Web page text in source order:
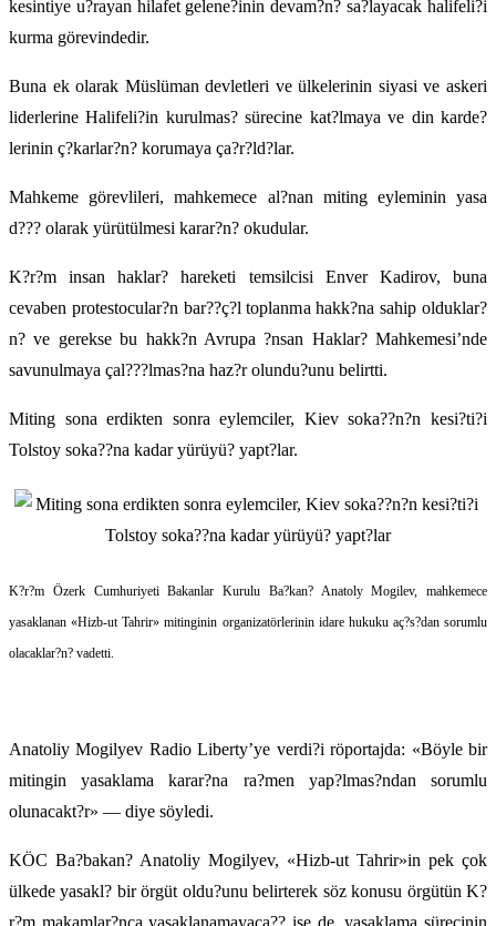
kesintiye u?rayan hilafet gelene?inin devam?n? sa?layacak halifeli?i
kurma görevindedir.
Buna ek olarak Müslüman devletleri ve ülkelerinin siyasi ve askeri
liderlerine Halifeli?in kurulmas? sürecine kat?lmaya ve din karde?
lerinin ç?karlar?n? korumaya ça?r?ld?lar.
Mahkeme görevlileri, mahkemece al?nan miting eyleminin yasa
d??? olarak yürütülmesi karar?n? okudular.
K?r?m insan haklar? hareketi temsilcisi Enver Kadirov, buna
cevaben protestocular?n bar??ç?l toplanma hakk?na sahip olduklar?
n? ve gerekse bu hakk?n Avrupa ?nsan Haklar? Mahkemesi’nde
savunulmaya çal???lmas?na haz?r olundu?unu belirtti.
Miting sona erdikten sonra eylemciler, Kiev soka??n?n kesi?ti?i
Tolstoy soka??na kadar yürüyü? yapt?lar.
K?r?m Özerk Cumhuriyeti Bakanlar Kurulu Ba?kan? Anatoly Mogilev, mahkemece
yasaklanan «Hizb-ut Tahrir» mitinginin organizatörlerinin idare hukuku aç?s?dan sorumlu
olacaklar?n? vadetti.
Anatoliy Mogilyev Radio Liberty’ye verdi?i röportajda: «Böyle bir
mitingin yasaklama karar?na ra?men yap?lmas?ndan sorumlu
olunacakt?r» — diye söyledi.
KÖC Ba?bakan? Anatoliy Mogilyev, «Hizb-ut Tahrir»in pek çok
ülkede yasakl? bir örgüt oldu?unu belirterek söz konusu örgütün K?
r?m makamlar?nca yasaklanamayaca?? ise de, yasaklama sürecinin